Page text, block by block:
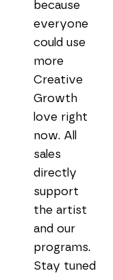
because
everyone
could use
more
Creative
Growth
love right
now. All
sales
directly
support
the artist
and our
programs.
Stay tuned